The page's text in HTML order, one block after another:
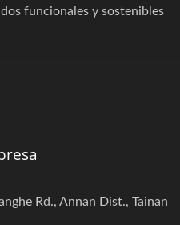
funcionales y sostenibles
Rd., Annan Dist., Tainan